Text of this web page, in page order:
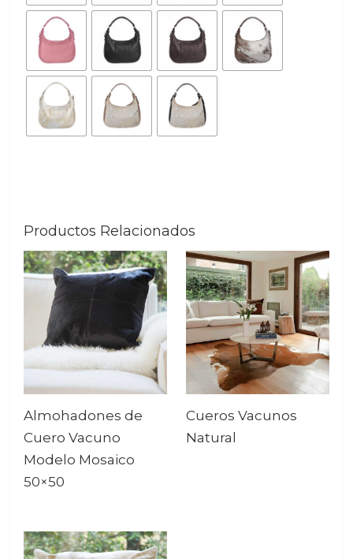
Productos Relacionados
Almohadones de
Cuero Vacuno
Modelo Mosaico
50×50
Cueros Vacunos
Natural